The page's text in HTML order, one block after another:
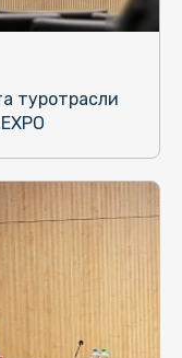
туротрасли